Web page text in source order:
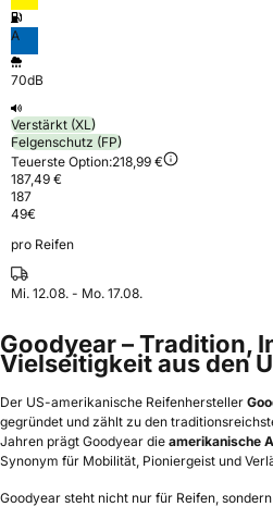
A
70dB
Verstärkt (XL)
Felgenschutz (FP)
Teuerste Option:218,99 €
187,49 €
187
49€
pro Reifen
Mi. 12.08. - Mo. 17.08.
Goodyear – Tradition,
Vielseitigkeit aus den
Der US-amerikanische Reifenhersteller
gegründet und zählt zu den
Jahren prägt Goodyear die amerikanische
Synonym für Mobilität, Pioniergeist und
Goodyear steht nicht nur für Reifen,